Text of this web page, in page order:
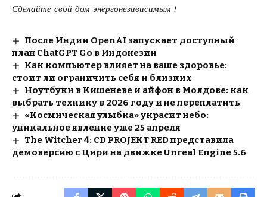
Сделайте свой дом энергонезависимым !
После Индии OpenAI запускает доступный
план ChatGPT Go в Индонезии
Как компьютер влияет на ваше здоровье:
стоит ли ограничить себя и близких
Ноутбуки в Кишеневе и айфон в Молдове: как
выбрать технику в 2026 году и не переплатить
«Космическая улыбка» украсит небо:
уникальное явление уже 25 апреля
The Witcher 4: CD PROJEKT RED представила
демоверсию с Цири на движке Unreal Engine 5.6